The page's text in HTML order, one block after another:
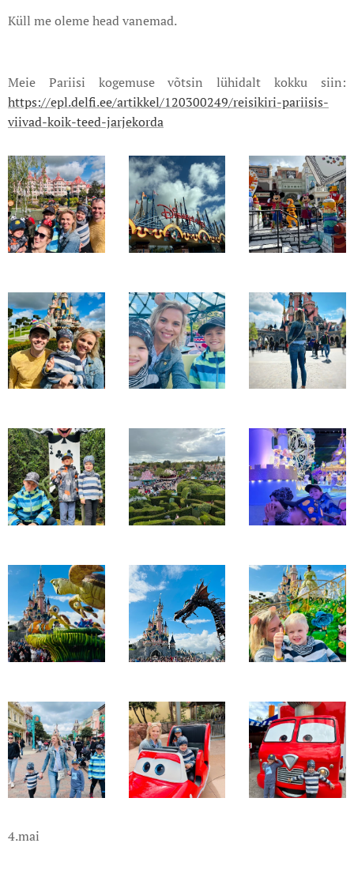
Küll me oleme head vanemad.
Meie Pariisi kogemuse võtsin lühidalt kokku siin:
https://epl.delfi.ee/artikkel/120300249/reisikiri-pariisis-
viivad-koik-teed-jarjekorda
4.mai